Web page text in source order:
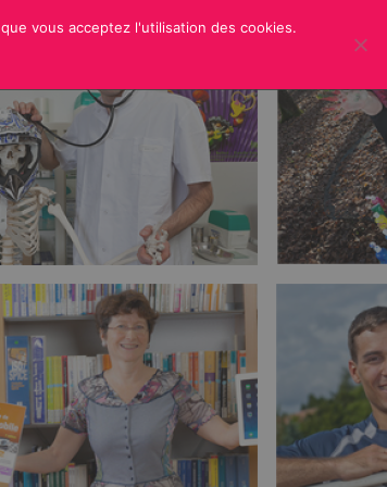
vous acceptez l'utilisation des cookies.